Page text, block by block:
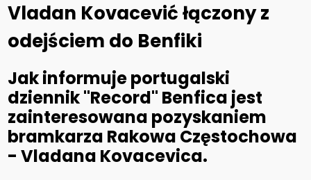
Vladan Kovacević łączony z
odejściem do Benfiki
Jak informuje portugalski
dziennik "Record" Benfica jest
zainteresowana pozyskaniem
bramkarza Rakowa Częstochowa
- Vladana Kovacevica.